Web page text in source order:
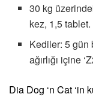
30 kg
kez, 1,5 tablet.
Kediler: 5 gün
ağırlığı içine
Dia Dog ‘n Cat ‘in